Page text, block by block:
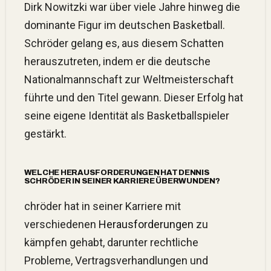
Dirk Nowitzki war über viele Jahre hinweg die
dominante Figur im deutschen Basketball.
Schröder gelang es, aus diesem Schatten
herauszutreten, indem er die deutsche
Nationalmannschaft zur Weltmeisterschaft
führte und den Titel gewann. Dieser Erfolg hat
seine eigene Identität als Basketballspieler
gestärkt.
WELCHE HERAUSFORDERUNGEN HAT DENNIS
SCHRÖDER IN SEINER KARRIERE ÜBERWUNDEN?
chröder hat in seiner Karriere mit
verschiedenen Herausforderungen zu
kämpfen gehabt, darunter rechtliche
Probleme, Vertragsverhandlungen und